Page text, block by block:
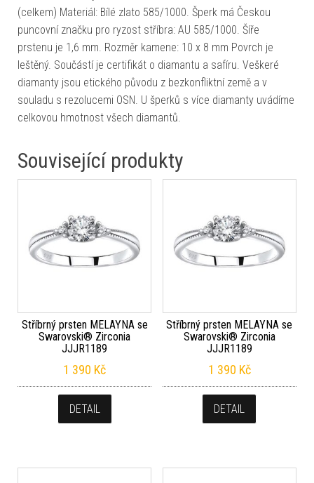
(celkem) Materiál: Bílé zlato 585/1000. Šperk má Českou
puncovní značku pro ryzost stříbra: AU 585/1000. Šíře
prstenu je 1,6 mm. Rozměr kamene: 10 x 8 mm Povrch je
leštěný. Součástí je certifikát o diamantu a safíru. Veškeré
diamanty jsou etického původu z bezkonfliktní země a v
souladu s rezolucemi OSN. U šperků s více diamanty uvádíme
celkovou hmotnost všech diamantů.
Související produkty
Stříbrný prsten MELAYNA se
Swarovski® Zirconia
JJJR1189
1 390 Kč
DETAIL
Stříbrný prsten MELAYNA se
Swarovski® Zirconia
JJJR1189
1 390 Kč
DETAIL